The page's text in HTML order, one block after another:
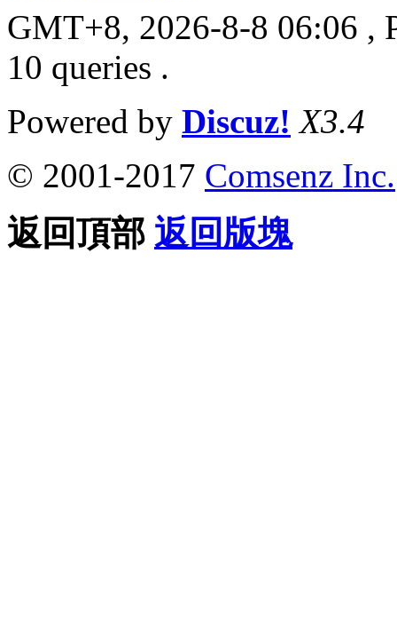
GMT+8, 2026-8-8 06:06 ,
10 queries .
Powered by Discuz! X3.4
© 2001-2017 Comsenz Inc.
返回頂部 返回版塊